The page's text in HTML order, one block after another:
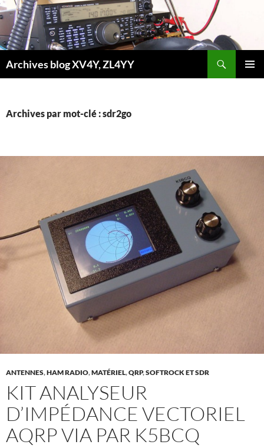
Aller
au
contenu
Archives blog XV4Y, ZL4YY
Archives par mot-clé : sdr2go
ANTENNES,HAM RADIO,MATÉRIEL,QRP,SOFTROCK ET SDR
KIT ANALYSEUR
D’IMPÉDANCE VECTORIEL
AQRP VIA PAR K5BCQ